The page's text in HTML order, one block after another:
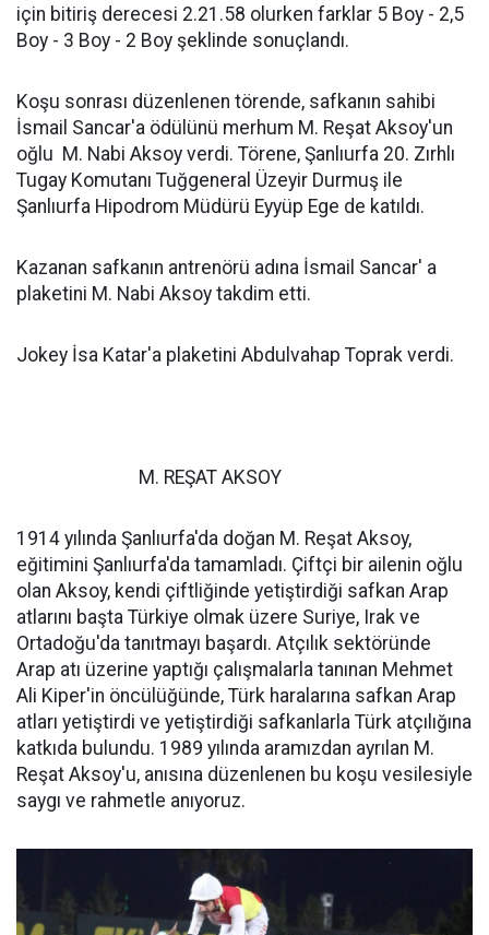
için bitiriş derecesi 2.21.58 olurken farklar 5 Boy - 2,5
Boy - 3 Boy - 2 Boy şeklinde sonuçlandı.
Koşu sonrası düzenlenen törende, safkanın sahibi
İsmail Sancar'a ödülünü merhum M. Reşat Aksoy'un
oğlu M. Nabi Aksoy verdi. Törene, Şanlıurfa 20. Zırhlı
Tugay Komutanı Tuğgeneral Üzeyir Durmuş ile
Şanlıurfa Hipodrom Müdürü Eyyüp Ege de katıldı.
Kazanan safkanın antrenörü adına İsmail Sancar' a
plaketini M. Nabi Aksoy takdim etti.
Jokey İsa Katar'a plaketini Abdulvahap Toprak verdi.
M. REŞAT AKSOY
1914 yılında Şanlıurfa'da doğan M. Reşat Aksoy,
eğitimini Şanlıurfa'da tamamladı. Çiftçi bir ailenin oğlu
olan Aksoy, kendi çiftliğinde yetiştirdiği safkan Arap
atlarını başta Türkiye olmak üzere Suriye, Irak ve
Ortadoğu'da tanıtmayı başardı. Atçılık sektöründe
Arap atı üzerine yaptığı çalışmalarla tanınan Mehmet
Ali Kiper'in öncülüğünde, Türk haralarına safkan Arap
atları yetiştirdi ve yetiştirdiği safkanlarla Türk atçılığına
katkıda bulundu. 1989 yılında aramızdan ayrılan M.
Reşat Aksoy'u, anısına düzenlenen bu koşu vesilesiyle
saygı ve rahmetle anıyoruz.